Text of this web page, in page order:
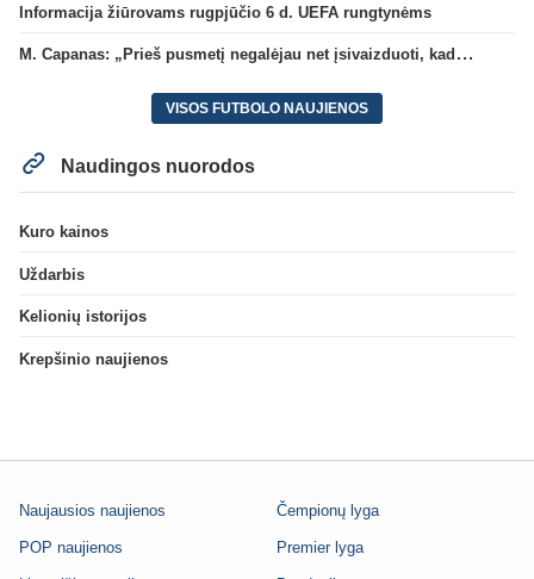
Informacija žiūrovams rugpjūčio 6 d. UEFA rungtynėms
M. Capanas: „Prieš pusmetį negalėjau net įsivaizduoti, kad žaisime prieš „Hajduk“
VISOS FUTBOLO NAUJIENOS
Naudingos nuorodos
Kuro kainos
Uždarbis
Kelionių istorijos
Krepšinio naujienos
Naujausios naujienos
POP naujienos
Čempionų lyga
Premier lyga